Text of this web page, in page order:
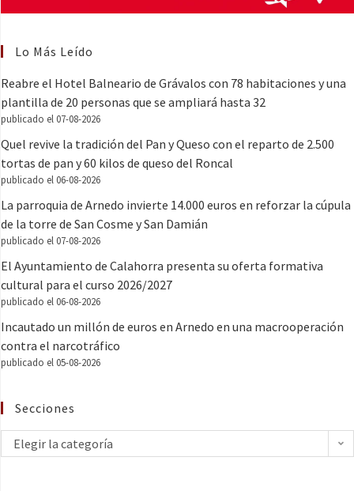
Lo Más Leído
Reabre el Hotel Balneario de Grávalos con 78 habitaciones y una
plantilla de 20 personas que se ampliará hasta 32
publicado el 07-08-2026
Quel revive la tradición del Pan y Queso con el reparto de 2.500
tortas de pan y 60 kilos de queso del Roncal
publicado el 06-08-2026
La parroquia de Arnedo invierte 14.000 euros en reforzar la cúpula
de la torre de San Cosme y San Damián
publicado el 07-08-2026
El Ayuntamiento de Calahorra presenta su oferta formativa
cultural para el curso 2026/2027
publicado el 06-08-2026
Incautado un millón de euros en Arnedo en una macrooperación
contra el narcotráfico
publicado el 05-08-2026
Secciones
Elegir la categoría